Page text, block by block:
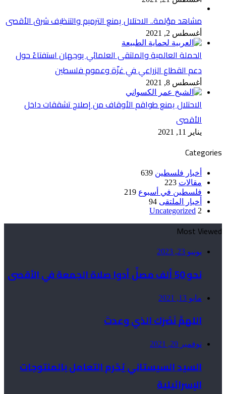
مشاهد مؤلمة.. الاحتلال يمنع الترميم والتنظيف شرق الأقصى
أغسطس 2, 2021
الحملة العالمية والملتقى العلمائي يوجهان استفتاءً حول
دعم القطاع الزراعي في غزّة وعموم فلسطين
أغسطس 8, 2021
الاحتلال يمنع طواقم الأوقاف من إصلاح تشققات داخل
الأقصى
يناير 11, 2021
Categories
أخبار فلسطين 639
مقالات 223
فلسطين في أسبوع 219
أخبار الملتقى 94
Uncategorized 2
Most Viewed
يونيو 23, 2023
نحو 50 ألف مصلٍّ أدوا صلاة الجمعة في الأقصى
مايو 13, 2021
اللهمَّ نَصْرَك الذي وعدتَ
نوفمبر 20, 2021
السيد السيستاني يُحّرم التعامل بالمنتوجات
الإسرائيلية